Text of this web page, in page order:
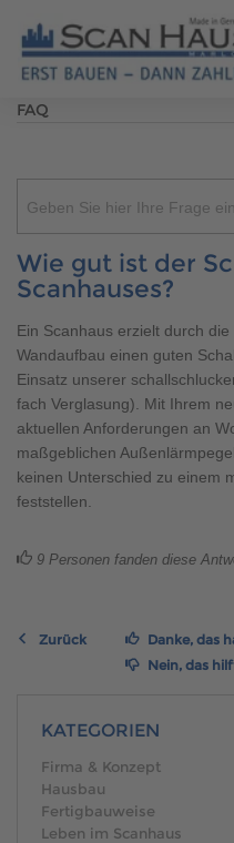
MUSTERHÄUSER
SCANHAUS-VORTEILE
ÜBER UNS
KONTAKT
Brauchen Sie Hilfe?
MUSTERHAUS
FAQ
Geben Sie hier Ihre Frage ein
Wie gut ist der
Scanhauses?
Ein Scanhaus erzielt durch
Wandaufbau einen guten
Einsatz unserer
fach Verglasung). Mit Ihrem
aktuellen Anforderungen an
maßgeblichen
keinen Unterschied zu einem
feststellen.
9 Personen fanden diese
Zurück
Danke, das
Nein, das
KATEGORIEN
Firma & Konzept
Hausbau
Fertigbauweise
Leben im Scanhaus